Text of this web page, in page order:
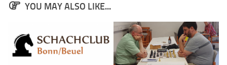
1. Mannschaft
2. Mannschaft
YOU MAY ALSO LIKE...